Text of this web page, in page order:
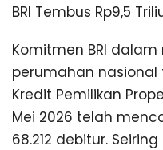
BRI Tembus Rp9,5
Komitmen BRI
perumahan
Kredit Pemilikan
Mei 2026 telah
68.212 debitur.